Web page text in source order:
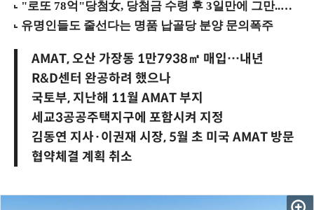
AMAT, 오산 가장동 1만7938㎡ 매입…내년
R&D센터 완공하려 했으나
국토부, 지난해 11월 AMAT 부지
세교3공공주택지구에 포함시켜 지정
김동연 지사·이권재 시장, 5월 초 미국 AMAT 방문
협약체결 계획 취소